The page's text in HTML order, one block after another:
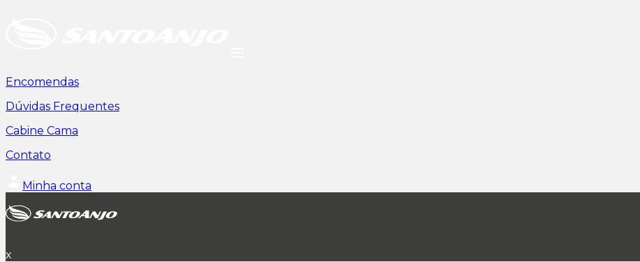
Encomendas
Dúvidas Frequentes
Cabine Cama
Contato
Minha conta
x